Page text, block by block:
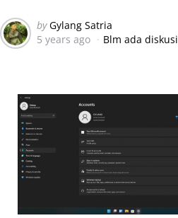
Posted
by
by Gylang Satria
5 years ago
Blm ada diskusi